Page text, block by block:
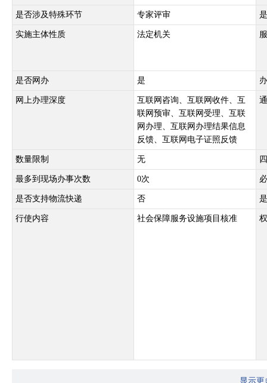
是否涉及特殊环节 专家评审
实施主体性质 法定机关
是否网办 是
网上办理深度
互联网咨询、互联网收件、互
联网预审、互联网受理、互联
网办理、互联网办理结果信息
反馈、互联网电子证照反馈
数量限制 无
最多到现场办事次数 0次
是否支持物流快递 否
行使内容 社会保障服务设施项目核准
显示更